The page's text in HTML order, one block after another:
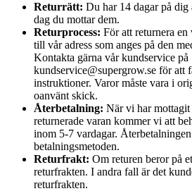
Returrätt: Du har 14 dagar på dig
dag du mottar dem.
Returprocess: För att returnera
till vår adress som anges på den
Kontakta gärna vår kundservice på
kundservice@supergrow.se för att
instruktioner. Varor måste vara i
oanvänt skick.
Återbetalning: När vi har mottagit
returnerade varan kommer vi att
inom 5-7 vardagar.
betalningsmetoden.
Returfrakt: Om returen beror på
returfrakten. I andra fall är det
returfrakten.